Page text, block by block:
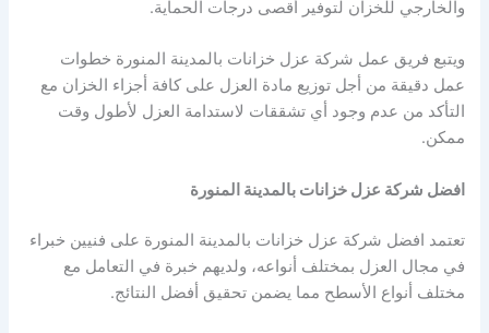
والخارجي للخزان لتوفير أقصى درجات الحماية.
ويتبع فريق عمل شركة عزل خزانات بالمدينة المنورة خطوات
عمل دقيقة من أجل توزيع مادة العزل على كافة أجزاء الخزان مع
التأكد من عدم وجود أي تشققات لاستدامة العزل لأطول وقت
ممكن.
افضل شركة عزل خزانات بالمدينة المنورة
تعتمد افضل شركة عزل خزانات بالمدينة المنورة على فنيين خبراء
في مجال العزل بمختلف أنواعه، ولديهم خبرة في التعامل مع
مختلف أنواع الأسطح مما يضمن تحقيق أفضل النتائج.